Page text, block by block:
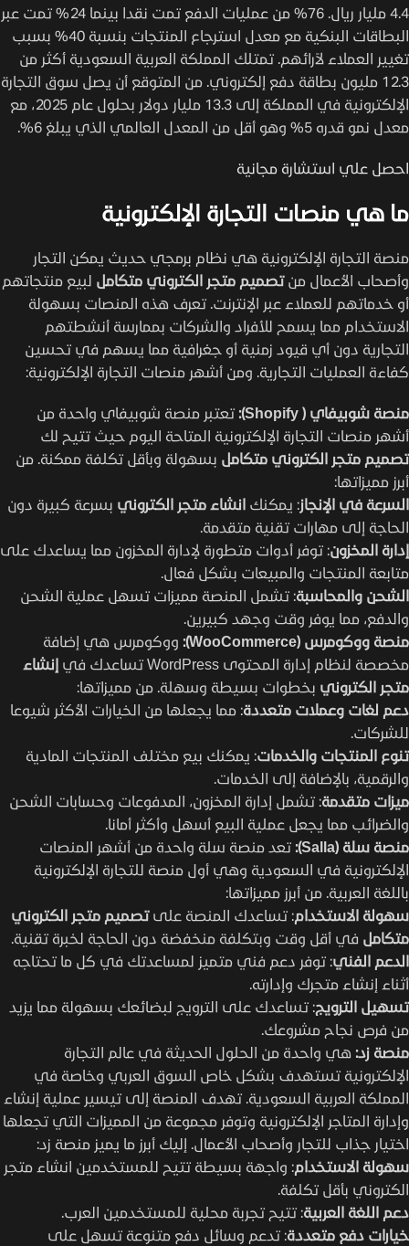
4.4 مليار ريال. 76% من عمليات الدفع تمت نقدا بينما 24% تمت عبر
البطاقات البنكية مع معدل استرجاع المنتجات بنسبة 40% بسبب
تغيير العملاء لآرائهم. تمتلك المملكة العربية السعودية أكثر من
12.3 مليون بطاقة دفع إلكتروني. من المتوقع أن يصل سوق التجارة
الإلكترونية في المملكة إلى 13.3 مليار دولار بحلول عام 2025، مع
معدل نمو قدره 5% وهو أقل من المعدل العالمي الذي يبلغ 6%.
احصل علي استشارة مجانية
ما هي منصات التجارة الإلكترونية
منصة التجارة الإلكترونية هي نظام برمجي حديث يمكن التجار
وأصحاب الأعمال منتصميم متجر الكتروني متكامل لبيع منتجاتهم
أو خدماتهم للعملاء عبر الإنترنت. تعرف هذه المنصات بسهولة
الاستخدام مما يسمح للأفراد والشركات بممارسة أنشطتهم
التجارية دون أي قيود زمنية أو جغرافية مما يسهم في تحسين
كفاءة العمليات التجارية. ومن أشهر منصات التجارة الإلكترونية:
منصة شوبيفاي ( Shopify):
تعتبر منصة شوبيفاي واحدة من
أشهر منصات التجارة الإلكترونية المتاحة اليوم حيث تتيح لك
تصميم متجر الكتروني متكامل بسهولة وبأقل تكلفة ممكنة. من
أبرز مميزاتها:
السرعة في الإنجاز: يمكنك انشاء متجر الكتروني بسرعة كبيرة دون
الحاجة إلى مهارات تقنية متقدمة.
إدارة المخزون: توفر أدوات متطورة لإدارة المخزون مما يساعدك على
متابعة المنتجات والمبيعات بشكل فعال.
الشحن والمحاسبة: تشمل المنصة مميزات تسهل عملية الشحن
والدفع، مما يوفر وقت وجهد كبيرين.
منصة ووكومرس (WooCommerce):
ووكومرس هي إضافة
مخصصة لنظام إدارة المحتوى WordPress تساعدك في
إنشاء
متجر الكتروني بخطوات بسيطة وسهلة. من مميزاتها:
دعم لغات وعملات متعددة: مما يجعلها من الخيارات الأكثر شيوعا
للشركات.
تنوع المنتجات والخدمات: يمكنك بيع مختلف المنتجات المادية
والرقمية، بالإضافة إلى الخدمات.
ميزات متقدمة: تشمل إدارة المخزون، المدفوعات وحسابات الشحن
والضرائب مما يجعل عملية البيع أسهل وأكثر أمانا.
منصة سلة (Salla):
تعد منصة سلة واحدة من أشهر المنصات
الإلكترونية في السعودية وهي أول منصة للتجارة الإلكترونية
باللغة العربية. من أبرز مميزاتها:
سهولة الاستخدام: تساعدك المنصة علىتصميم متجر الكتروني
متكامل في أقل وقت وبتكلفة منخفضة دون الحاجة لخبرة تقنية.
الدعم الفني: توفر دعم فني متميز لمساعدتك في كل ما تحتاجه
أثناء إنشاء متجرك وإدارته.
تسهيل الترويج: تساعدك على الترويج لبضائعك بسهولة مما يزيد
من فرص نجاح مشروعك.
منصة زد: هي واحدة من الحلول الحديثة في عالم التجارة
الإلكترونية تستهدف بشكل خاص السوق العربي وخاصة في
المملكة العربية السعودية. تهدف المنصة إلى تيسير عملية إنشاء
وإدارة المتاجر الإلكترونية وتوفر مجموعة من المميزات التي تجعلها
اختيار جذاب للتجار وأصحاب الأعمال. إليك أبرز ما يميز منصة زد:
سهولة الاستخدام: واجهة بسيطة تتيح للمستخدمين انشاء متجر
الكتروني بأقل تكلفة.
دعم اللغة العربية: تتيح تجربة محلية للمستخدمين العرب.
خيارات دفع متعددة: تدعم وسائل دفع متنوعة تسهل على